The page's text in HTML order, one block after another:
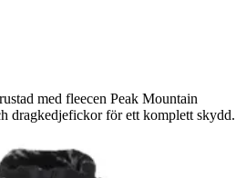
med fleecen Peak Mountain
dragkedjefickor för ett komplett skydd.